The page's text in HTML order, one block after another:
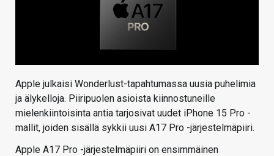
Apple julkaisi Wonderlust-tapahtumassa uusia puhelimia
ja älykelloja. Piiripuolen asioista kiinnostuneille
mielenkiintoisinta antia tarjosivat uudet iPhone 15 Pro -
mallit, joiden sisällä sykkii uusi A17 Pro -järjestelmäpiiri.
Apple A17 Pro -järjestelmäpiiri on ensimmäinen